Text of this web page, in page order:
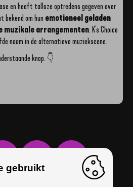
en heeft talloze optredens gegeven over
bekend om hun emotioneel geladen
muzikale arrangementen. K's Choice
naam in de alternatieve muziekscene.
knop. 👇
gebruikt